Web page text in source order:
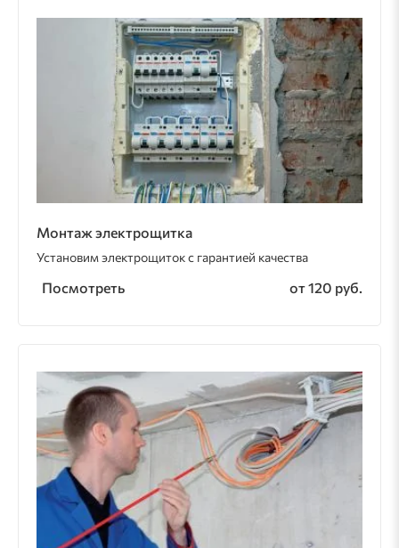
Монтаж электрощитка
Установим электрощиток с гарантией качества
Посмотреть от 120 руб.